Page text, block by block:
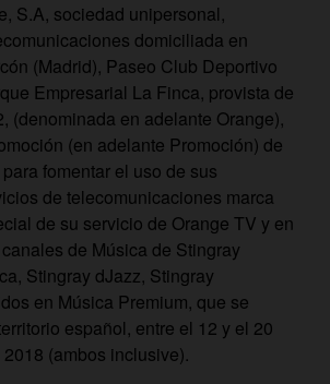
S.A, sociedad unipersonal,
domiciliada en
(Madrid), Paseo Club Deportivo
Empresarial La Finca, provista de
(denominada en adelante Orange),
(en adelante Promoción) de
fomentar el uso de sus
de telecomunicaciones marca
de su servicio de Orange TV y en
de Música de Stingray
Stingray dJazz, Stingray
en Música Premium, que se
español, entre el 12 y el 20
(ambos inclusive).